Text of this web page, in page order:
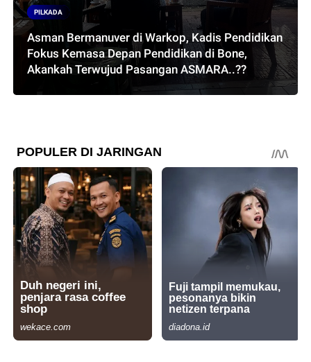
PILKADA
Asman Bermanuver di Warkop, Kadis Pendidikan
Fokus Kemasa Depan Pendidikan di Bone,
Akankah Terwujud Pasangan ASMARA..??